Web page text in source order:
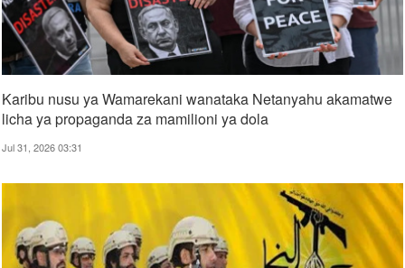
Karibu nusu ya Wamarekani wanataka Netanyahu akamatwe
licha ya propaganda za mamilioni ya dola
Jul 31, 2026 03:31